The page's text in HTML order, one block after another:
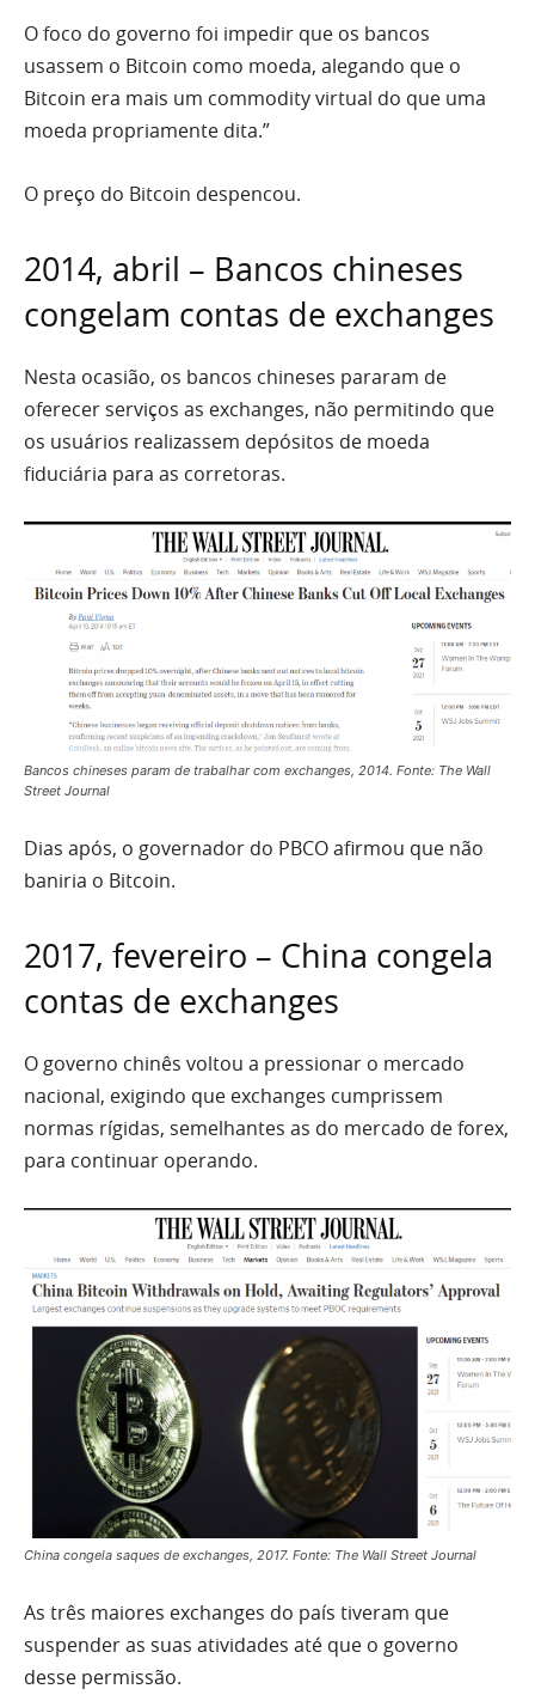
O foco do governo foi impedir que os bancos
usassem o Bitcoin como moeda, alegando que o
Bitcoin era mais um commodity virtual do que uma
moeda propriamente dita.”
O preço do Bitcoin despencou.
2014, abril – Bancos chineses
congelam contas de exchanges
Nesta ocasião, os bancos chineses pararam de
oferecer serviços as exchanges, não permitindo que
os usuários realizassem depósitos de moeda
fiduciária para as corretoras.
Bancos chineses param de trabalhar com exchanges, 2014. Fonte: The Wall
Street Journal
Dias após, o governador do PBCO afirmou que não
baniria o Bitcoin.
2017, fevereiro – China congela
contas de exchanges
O governo chinês voltou a pressionar o mercado
nacional, exigindo que exchanges cumprissem
normas rígidas, semelhantes as do mercado de forex,
para continuar operando.
China congela saques de exchanges, 2017. Fonte: The Wall Street Journal
As três maiores exchanges do país tiveram que
suspender as suas atividades até que o governo
desse permissão.